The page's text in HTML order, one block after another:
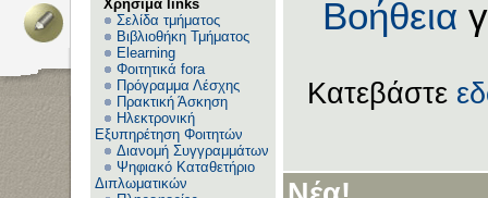
Χρήσιμα links
Σελίδα τμήματος
Βιβλιοθήκη Τμήματος
Elearning
Φοιτητικά fora
Πρόγραμμα Λέσχης
Πρακτική Άσκηση
Ηλεκτρονική
Εξυπηρέτηση Φοιτητών
Διανομή Συγγραμμάτων
Ψηφιακό Καταθετήριο
Διπλωματικών
Βοήθεια
Κατεβάστε